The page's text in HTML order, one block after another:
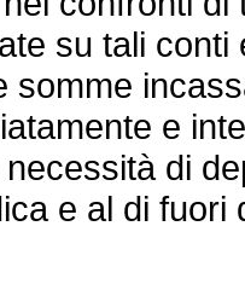
su tali
somme
e
di
e al di